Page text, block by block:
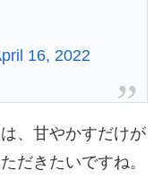
16, 2022
、甘やかすだけが
だきたいですね。